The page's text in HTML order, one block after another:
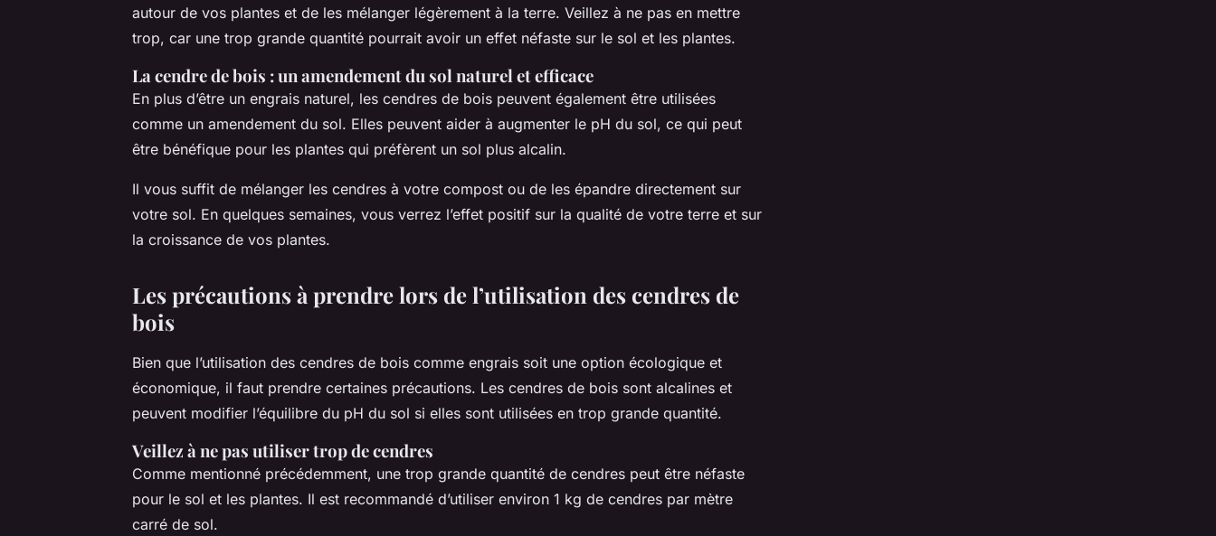
autour de vos plantes et de les mélanger légèrement à la terre. Veillez à ne pas en mettre
trop, car une trop grande quantité pourrait avoir un effet néfaste sur le sol et les plantes.
La cendre de bois : un amendement du sol naturel et efficace
En plus d’être un engrais naturel, les cendres de bois peuvent également être utilisées
comme un amendement du sol. Elles peuvent aider à augmenter le pH du sol, ce qui peut
être bénéfique pour les plantes qui préfèrent un sol plus alcalin.
Il vous suffit de mélanger les cendres à votre compost ou de les épandre directement sur
votre sol. En quelques semaines, vous verrez l’effet positif sur la qualité de votre terre et sur
la croissance de vos plantes.
Les précautions à prendre lors de l’utilisation des cendres de
bois
Bien que l’utilisation des cendres de bois comme engrais soit une option écologique et
économique, il faut prendre certaines précautions. Les cendres de bois sont alcalines et
peuvent modifier l’équilibre du pH du sol si elles sont utilisées en trop grande quantité.
Veillez à ne pas utiliser trop de cendres
Comme mentionné précédemment, une trop grande quantité de cendres peut être néfaste
pour le sol et les plantes. Il est recommandé d’utiliser environ 1 kg de cendres par mètre
carré de sol.